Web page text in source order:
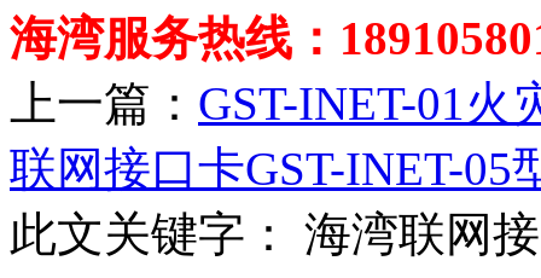
海湾服务热线：
上一篇： GST-INET-01火
联网接口卡GST-INET-05
此文关键字：
海湾联网